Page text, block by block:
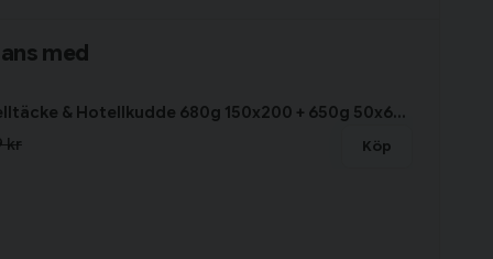
med
Paket Hotelltäcke & Hotellkudde 680g 150x200 + 650g 50x60 Borganäs of Sweden
kr
Köp